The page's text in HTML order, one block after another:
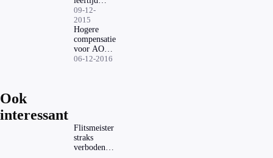
heeft
grote
gevolgen'
09-12-
2015
Hogere
compensatie
voor AOW-
gat
06-12-2016
Ook
interessant
Flitsmeister
straks
verboden?